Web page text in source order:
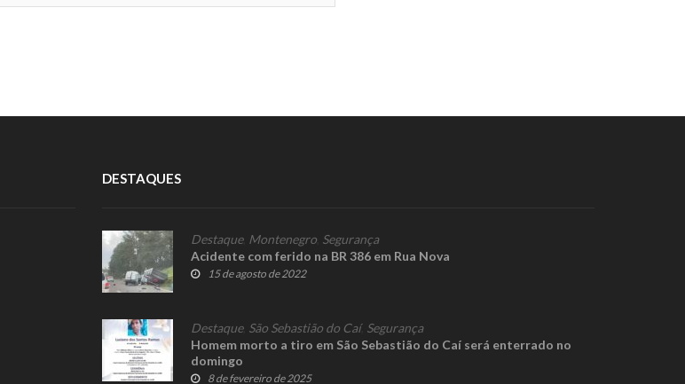
DESTAQUES
Destaque, Montenegro Segurança
Acidente com ferido na BR 386 em Rua Nova
15 de agosto de 2022
Destaque, São Sebastião do Caí, Segurança
Homem morto a tiro em São Sebastião do Caí será enterrado no
domingo
8 de fevereiro de 2025